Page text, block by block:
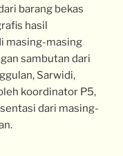
barang bekas
hasil
masing-masing
sambutan dari
Sarwidi,
koordinator P5,
dari masing-